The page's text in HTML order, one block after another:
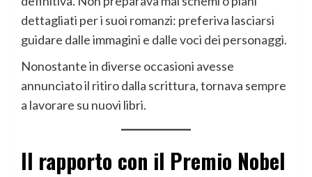
dettagliati per i suoi romanzi: preferiva lasciarsi
guidare dalle immagini e dalle voci dei personaggi.
Nonostante in diverse occasioni avesse
annunciato il ritiro dalla scrittura, tornava sempre
a lavorare su nuovi libri.
Il rapporto con il Premio Nobel